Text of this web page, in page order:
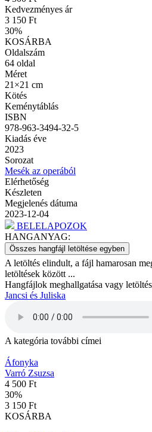
Kedvezményes ár
3 150 Ft
30%
KOSÁRBA
Oldalszám
64 oldal
Méret
21×21 cm
Kötés
Keménytáblás
ISBN
978-963-3494-32-5
Kiadás éve
2023
Sorozat
Mesék az operából
Elérhetőség
Készleten
Megjelenés dátuma
2023-12-04
BELELAPOZOK
HANGANYAG:
Összes hangfájl letöltése egyben
A letöltés elindult, a fájl hamarosan
letöltések között ...
Hangfájlok meghallgatása vagy
Jancsi és Juliska
A kategória további címei
Áfonyka
Varró Zsuzsa
4 500 Ft
30%
3 150 Ft
KOSÁRBA